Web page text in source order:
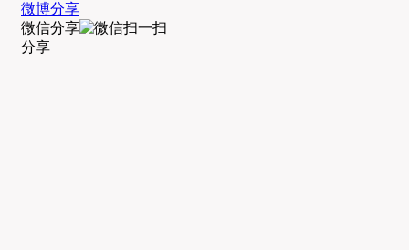
微博分享
微信分享
分享